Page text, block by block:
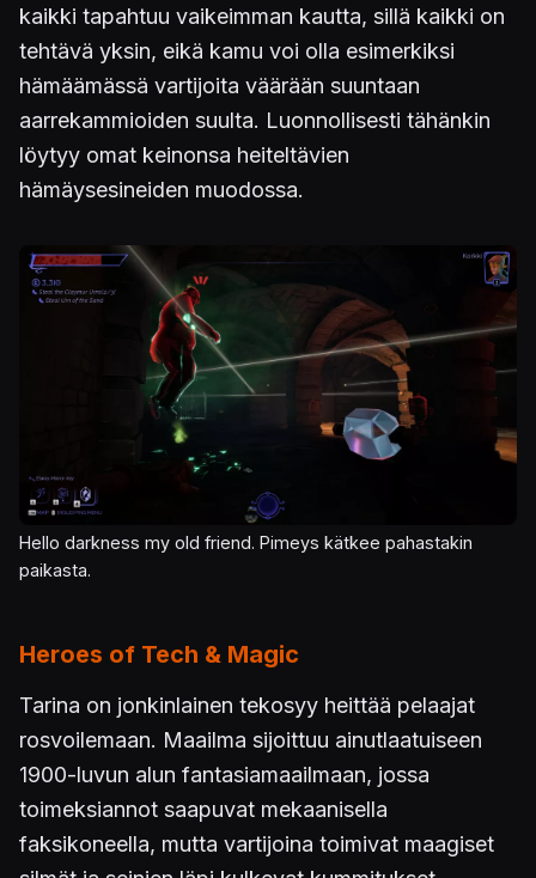
kaikki tapahtuu vaikeimman kautta, sillä kaikki on
tehtävä yksin, eikä kamu voi olla esimerkiksi
hämäämässä vartijoita väärään suuntaan
aarrekammioiden suulta. Luonnollisesti tähänkin
löytyy omat keinonsa heiteltävien
hämäysesineiden muodossa.
Kuva
Hello darkness my old friend. Pimeys kätkee pahastakin
paikasta.
Heroes of Tech & Magic
Tarina on jonkinlainen tekosyy heittää pelaajat
rosvoilemaan. Maailma sijoittuu ainutlaatuiseen
1900-luvun alun fantasiamaailmaan, jossa
toimeksiannot saapuvat mekaanisella
faksikoneella, mutta vartijoina toimivat maagiset